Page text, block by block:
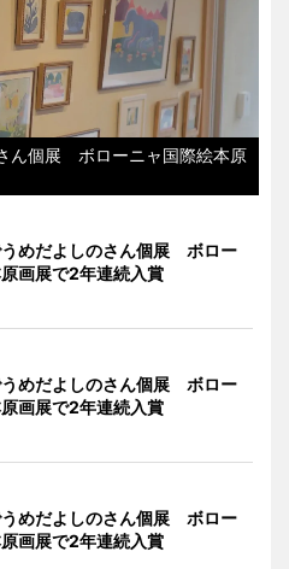
ん個展 ボローニャ国際絵本原
めだよしのさん個展 ボロー
画展で2年連続入賞
めだよしのさん個展 ボロー
画展で2年連続入賞
めだよしのさん個展 ボロー
画展で2年連続入賞